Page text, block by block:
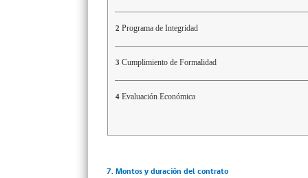
2 Programa de Integridad
3 Cumplimiento de Formalidad
4 Evaluación Económica
7. Montos y duración del contrato